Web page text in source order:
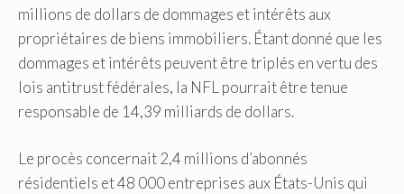
millions de dollars de dommages et intérêts aux
propriétaires de biens immobiliers. Étant donné que les
dommages et intérêts peuvent être triplés en vertu des
lois antitrust fédérales, la NFL pourrait être tenue
responsable de 14,39 milliards de dollars.
Le procès concernait 2,4 millions d’abonnés
résidentiels et 48 000 entreprises aux États-Unis qui